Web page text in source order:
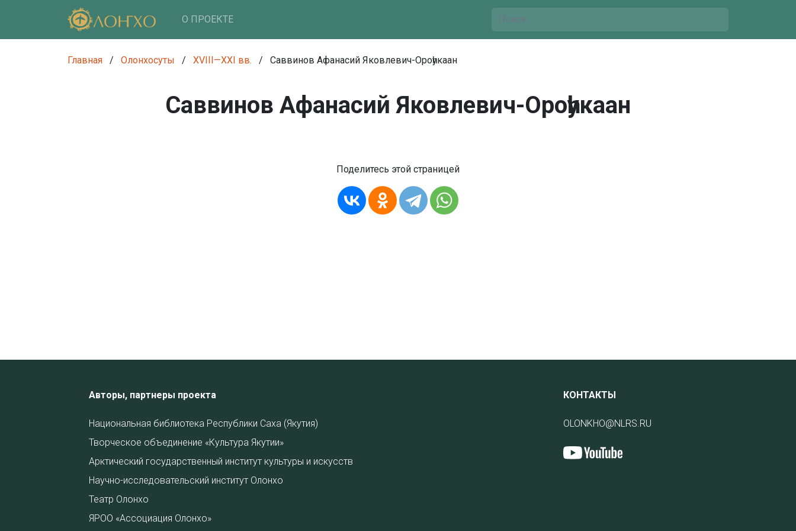
О ПРОЕКТЕ
Главная / Олонхосуты / XVIII—XXI вв. / Саввинов Афанасий Яковлевич-Ороһукаан
Саввинов Афанасий Яковлевич-Ороһукаан
Поделитесь этой страницей
Авторы, партнеры проекта
Национальная библиотека Республики Саха (Якутия)
Творческое объединение «Культура Якутии»
Арктический государственный институт культуры и искусств
Научно-исследовательский институт Олонхо
Театр Олонхо
ЯРОО «Ассоциация Олонхо»
КОНТАКТЫ
OLONKHO@NLRS.RU